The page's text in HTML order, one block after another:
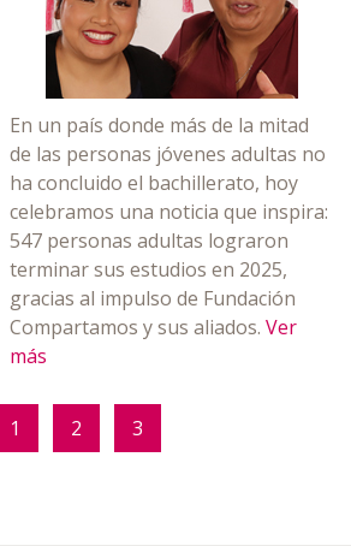
En un país donde más de la mitad
de las personas jóvenes adultas no
ha concluido el bachillerato, hoy
celebramos una noticia que inspira:
547 personas adultas lograron
terminar sus estudios en 2025,
gracias al impulso de Fundación
Compartamos y sus aliados.Ver
más
1 2 3